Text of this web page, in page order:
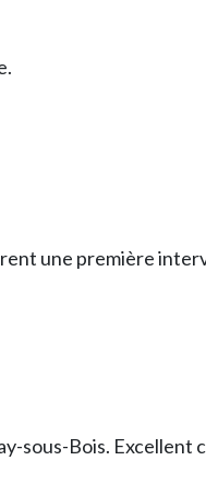
une première
sous-Bois.